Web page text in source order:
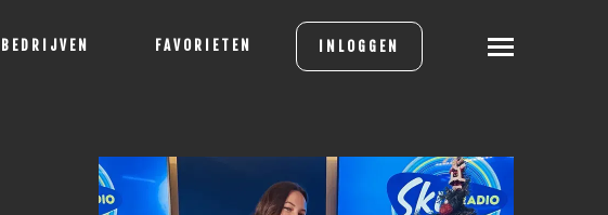
FAVORIETEN INLOGGEN